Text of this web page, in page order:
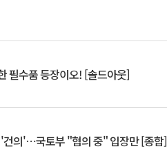
필수품 등장이오! [솔드아웃]
'건의'⋯국토부 "협의 중" 입장만 [종합]